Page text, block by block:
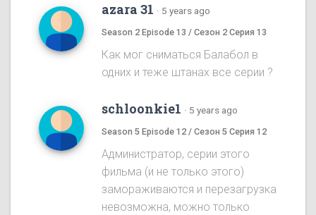
azara 31 · 5 years ago
Season 2 Episode 13 / Сезон 2 Серия 13
Как мог сниматься Балабол в
одних и теже штанах все серии ?
schloonkie1 · 5 years ago
Season 5 Episode 12 / Сезон 5 Серия 12
Администратор, серии этого
фильма (и не только этого)
замораживаются и перезагрузка
невозможна, можно только